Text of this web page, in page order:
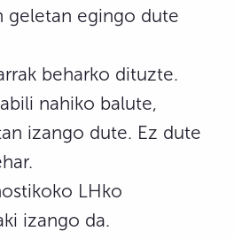
geletan egingo dute
beharko dituzte.
nahiko balute,
izango dute. Ez dute
LHko
izango da.